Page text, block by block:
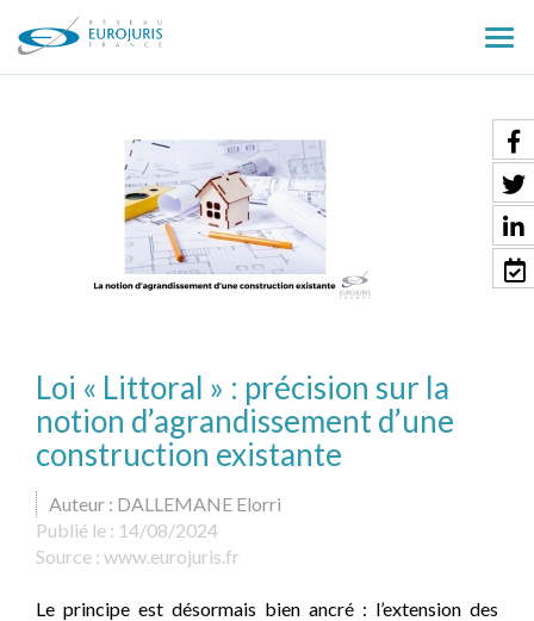
le
Loi « Littoral » : précision sur la
notion d’agrandissement d’une
construction existante
Auteur : DALLEMANE Elorri
Publié le : 14/08/2024
Source : www.eurojuris.fr
Le principe est désormais bien ancré : l’extension des